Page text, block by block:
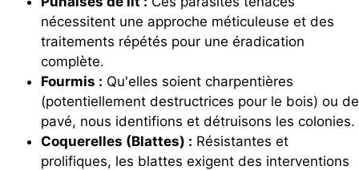
nécessitent une approche méticuleuse et des
traitements répétés pour une éradication
complète.
Fourmis : Qu'elles soient charpentières
(potentiellement destructrices pour le bois) ou de
pavé, nous identifions et détruisons les colonies.
Coquerelles (Blattes) : Résistantes et
prolifiques, les blattes exigent des interventions